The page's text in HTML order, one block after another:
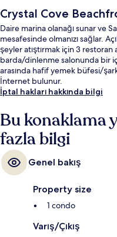
Crystal Cove
Daire marina olanağı sunar ve
mesafesinde olmanızı sağlar.
şeyler atıştırmak için 3
barda/dinlenme salonunda bir
arasında hafif yemek büfesi/
İnternet bulunur.
İptal hakları hakkında bilgi
Bu konaklama
fazla bilgi
Genel bakış
Property size
1 condo
Varış/Çıkış